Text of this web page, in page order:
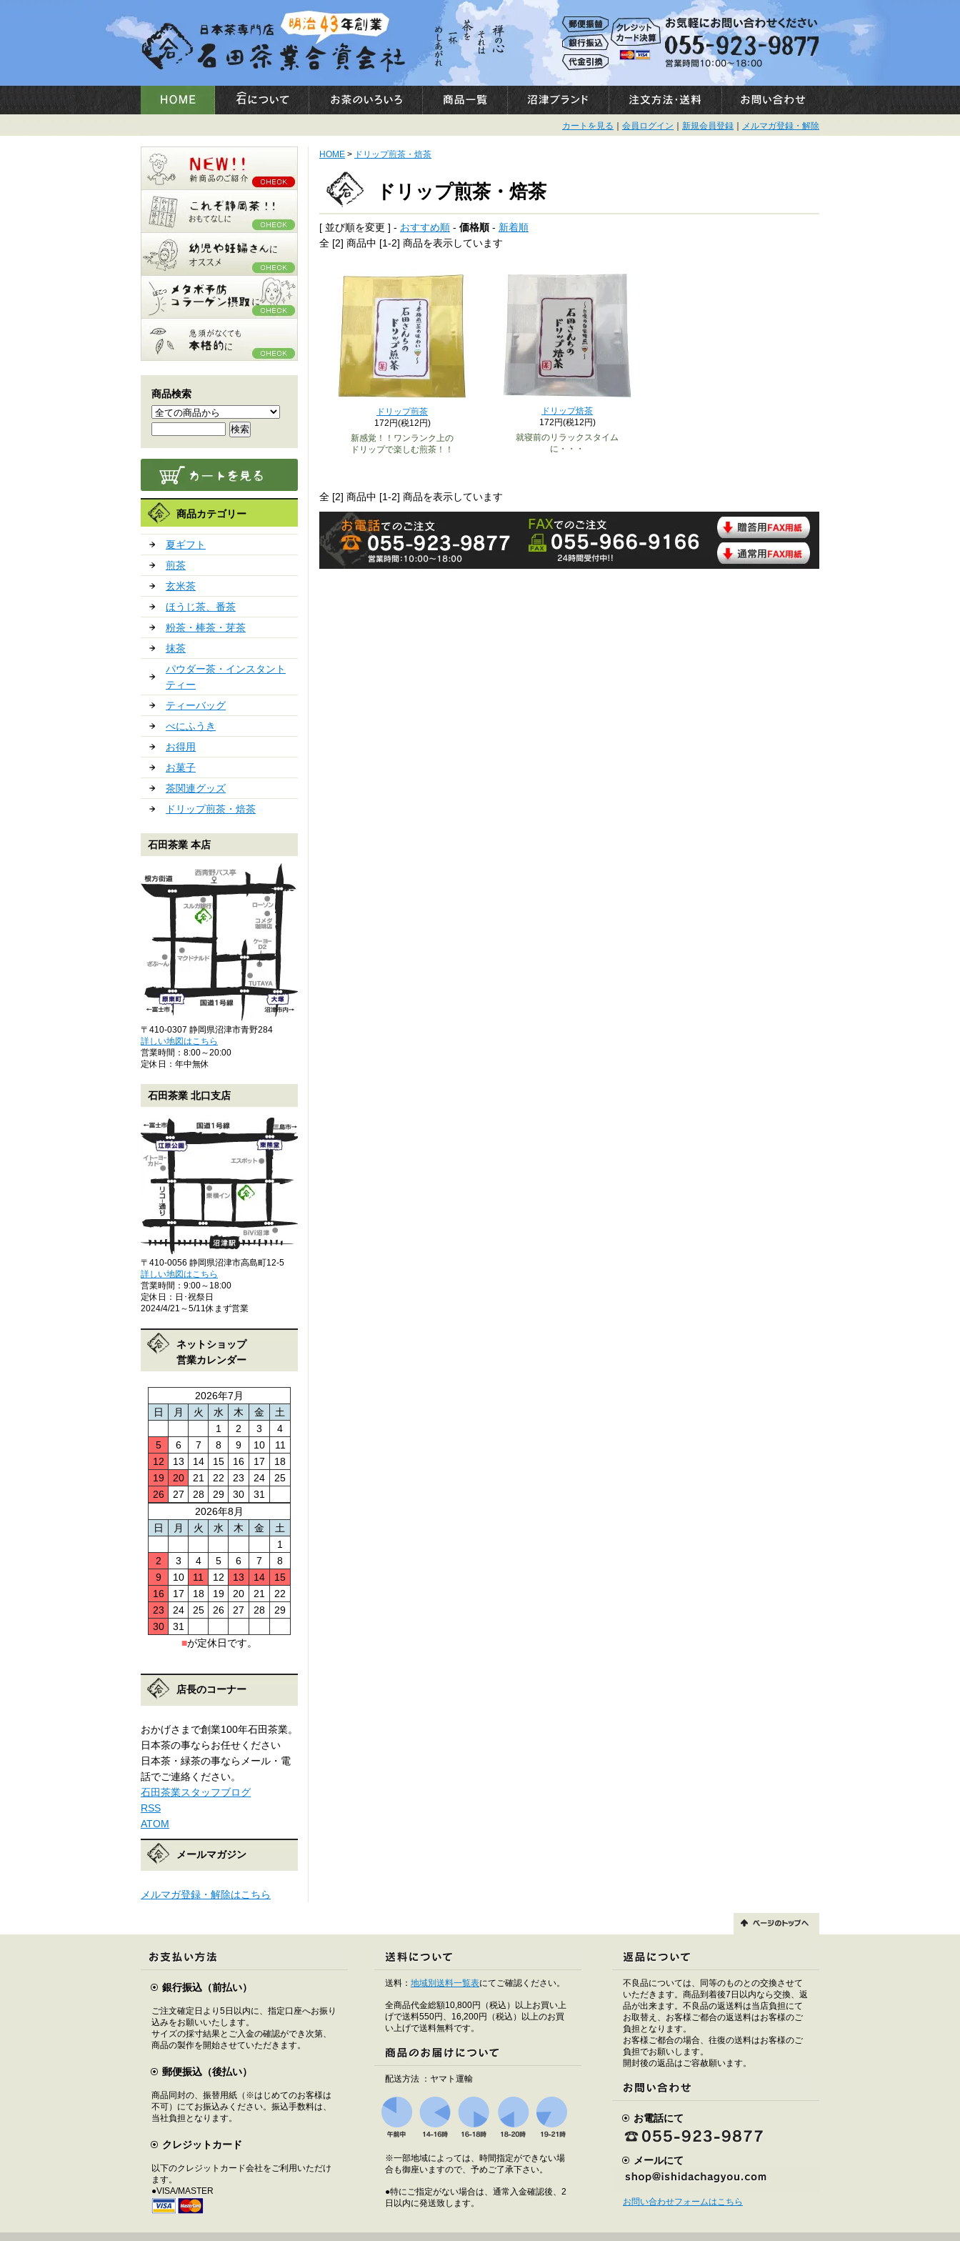
カートを見る 会員ログイン 新規会員登録 メルマガ登録・解除
商品検索
商品カテゴリー
夏ギフト
煎茶
玄米茶
ほうじ茶、番茶
粉茶・棒茶・芽茶
抹茶
パウダー茶・インスタント
ティー
ティーバッグ
べにふうき
お得用
お菓子
茶関連グッズ
ドリップ煎茶・焙茶
石田茶業 本店
〒410-0307 静岡県沼津市青野284
詳しい地図はこちら
営業時間：8:00～20:00
定休日：年中無休
石田茶業 北口支店
〒410-0056 静岡県沼津市高島町12-5
詳しい地図はこちら
営業時間：9:00～18:00
定休日：日･祝祭日
2024/4/21～5/11休まず営業
ネットショップ
営業カレンダー
2026年7月
日
月 火 水 木 金
土
1
2 3
4
5
6 7 8 9 10
11
12
13 14 15 16 17
18
19
20 21 22 23 24
25
26
27 28 29 30
31
2026年8月
日
月 火 水 木 金
土
1
2
3 4 5 6 7
8
9
10 11 12 13 14
15
16
17 18 19 20 21
22
23
24 25 26 27 28
29
30
31
■が定休日です。
店長のコーナー
おかげさまで創業100年石田茶業。
日本茶の事ならお任せください
日本茶・緑茶の事ならメール・電
話でご連絡ください。
石田茶業スタッフブログ
RSS
ATOM
メールマガジン
メルマガ登録・解除はこちら
HOME > ドリップ煎茶・焙茶
ドリップ煎茶・焙茶
[ 並び順を変更 ] - おすすめ順 - 価格順- 新着順
全 [2] 商品中 [1-2] 商品を表示しています
ドリップ煎茶
172円(税12円)
新感覚！！ワンランク上の
ドリップで楽しむ煎茶！！
ドリップ焙茶
172円(税12円)
就寝前のリラックスタイム
に・・・
全 [2] 商品中 [1-2] 商品を表示しています
銀行振込（前払い）
ご注文確定日より5日以内に、指定口座へお振り
込みをお願いいたします。
サイズの採寸結果とご入金の確認ができ次第、
商品の製作を開始させていただきます。
郵便振込（後払い）
商品同封の、振替用紙（※はじめてのお客様は
不可）にてお振込みください。振込手数料は、
当社負担となります。
クレジットカード
以下のクレジットカード会社をご利用いただけ
ます。
●VISA/MASTER
送料： 地域別送料一覧表にてご確認ください。
全商品代金総額10,800円（税込）以上お買い上
げで送料550円、16,200円（税込）以上のお買
い上げで送料無料です。
配送方法 ：ヤマト運輸
※一部地域によっては、時間指定ができない場
合も御座いますので、予めご了承下さい。
●特にご指定がない場合は、通常入金確認後、2
日以内に発送致します。
不良品については、同等のものとの交換させて
いただきます。商品到着後7日以内なら交換、返
品が出来ます。不良品の返送料は当店負担にて
お取替え、お客様ご都合の返送料はお客様のご
負担となります。
お客様ご都合の場合、往復の送料はお客様のご
負担でお願いします。
開封後の返品はご容赦願います。
お電話にて
メールにて
お問い合わせフォームはこちら